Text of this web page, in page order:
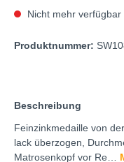
Nicht mehr verfügbar
Produktnummer:
Beschreibung
Feinzinkmedaille von
lack überzogen,
Matrosenkopf vor Re…